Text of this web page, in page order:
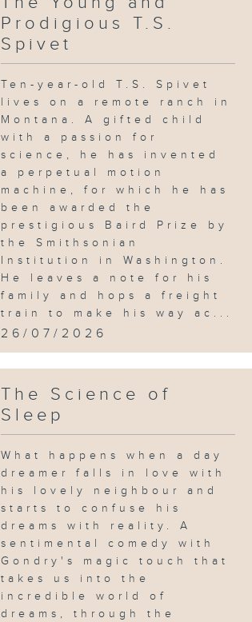
Prodigious T.S.
Spivet
Ten-year-old T.S. Spivet
lives on a remote ranch in
Montana. A gifted child
with a passion for
science, he has invented
a perpetual motion
machine, for which he has
been awarded the
prestigious Baird Prize by
the Smithsonian
Institution in Washington.
He leaves a note for his
family and hops a freight
train to make his way ac...
26/07/2026
The Science of
Sleep
What happens when a day
dreamer falls in love with
his lovely neighbour and
starts to confuse his
dreams with reality. A
sentimental comedy with
Gondry's magic touch that
takes us into the
incredible world of
dreams, through the